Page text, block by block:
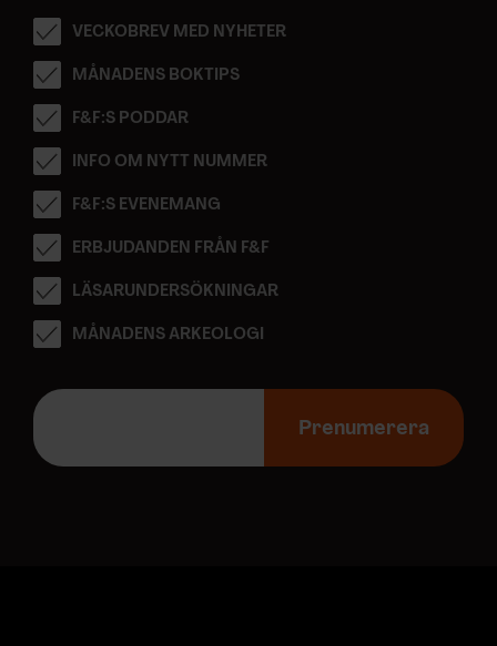
VECKOBREV MED NYHETER
MÅNADENS BOKTIPS
F&F:S PODDAR
INFO OM NYTT NUMMER
F&F:S EVENEMANG
ERBJUDANDEN FRÅN F&F
LÄSARUNDERSÖKNINGAR
MÅNADENS ARKEOLOGI
E
p
Prenumerera